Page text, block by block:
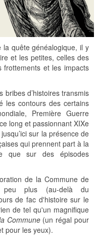
quête généalogique, il y
et les petites, celles des
frottements et les impacts
bribes d’histoires transmis
les contours des certains
Première Guerre
long et passionnant XIXe
sur la présence de
qui prennent part à la
que sur des épisodes
de la Commune de
peu plus (au-delà du
de fac d'histoire sur le
de tel qu'un magnifique
Commune(un régal pour
pour les yeux).